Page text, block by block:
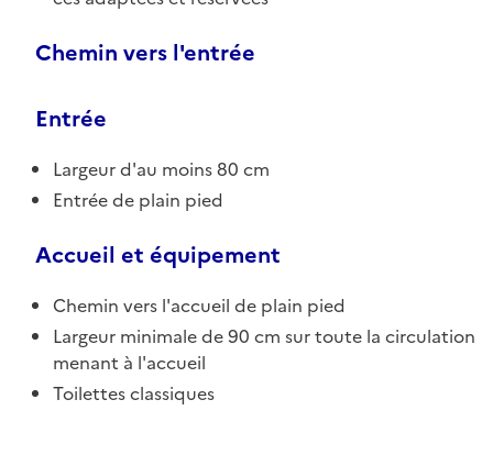
Chemin vers l'entrée
Entrée
Largeur d'au moins 80 cm
Entrée de plain pied
Accueil et équipement
Chemin vers l'accueil de plain pied
Largeur minimale de 90 cm sur toute la circulation
menant à l'accueil
Toilettes classiques